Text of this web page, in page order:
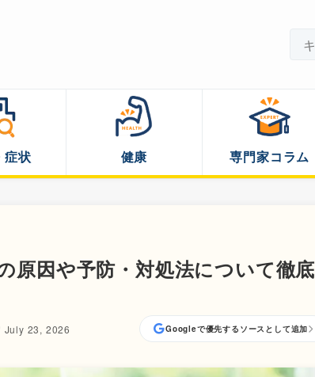
症状 健康 専門家コラム
原因や予防・対処法について徹底
July 23, 2026 Googleで優先するソースとして追加